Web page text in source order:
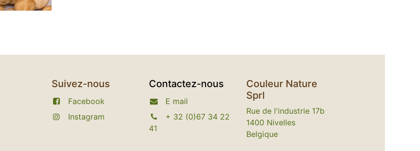
Suivez-nous
Facebook
Instagram​
Contactez-nous
E mail
+ 32 (0)67 34 22
41
Couleur Nature
Sprl
Rue de l'industrie 17b
1400 Nivelles
Belgique